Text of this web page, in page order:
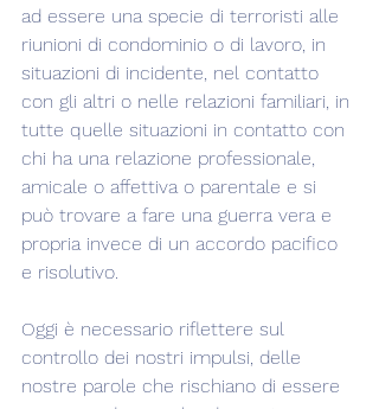
ad essere una specie di terroristi alle
riunioni di condominio o di lavoro, in
situazioni di incidente, nel contatto
con gli altri o nelle relazioni familiari, in
tutte quelle situazioni in contatto con
chi ha una relazione professionale,
amicale o affettiva o parentale e si
può trovare a fare una guerra vera e
propria invece di un accordo pacifico
e risolutivo.
Oggi è necessario riflettere sul
controllo dei nostri impulsi, delle
nostre parole che rischiano di essere